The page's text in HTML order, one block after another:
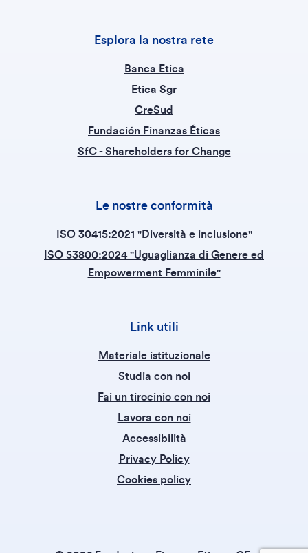
Esplora la nostra rete
Banca Etica
Etica Sgr
CreSud
Fundación Finanzas Éticas
SfC - Shareholders for Change
Le nostre conformità
ISO 30415:2021 "Diversità e inclusione"
ISO 53800:2024 "Uguaglianza di Genere ed
Empowerment Femminile"
Link utili
Materiale istituzionale
Studia con noi
Fai un tirocinio con noi
Lavora con noi
Accessibilità
Privacy Policy
Cookies policy